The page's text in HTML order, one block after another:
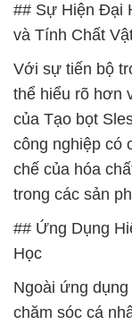
## Sự Hiện Đại
và Tính Chất
Với sự tiến bộ
thể hiểu rõ hơn
của Tạo bọt
công nghiệp có
chế của hóa
trong các sản
## Ứng Dụng
Học
Ngoài ứng
chăm sóc cá